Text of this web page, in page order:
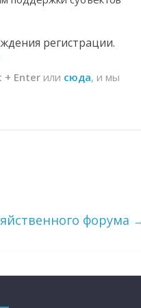
регистрации.
+ Enter или сюда, и мы
форума